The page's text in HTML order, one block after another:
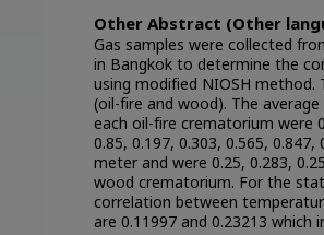
Other Abstract (Other
Gas samples were collected
in Bangkok to determine the
using modified NIOSH
(oil-fire and wood). The
each oil-fire crematorium were
0.85, 0.197, 0.303, 0.565,
meter and were 0.25, 0.283,
wood crematorium. For the
correlation between
are 0.11997 and 0.23213